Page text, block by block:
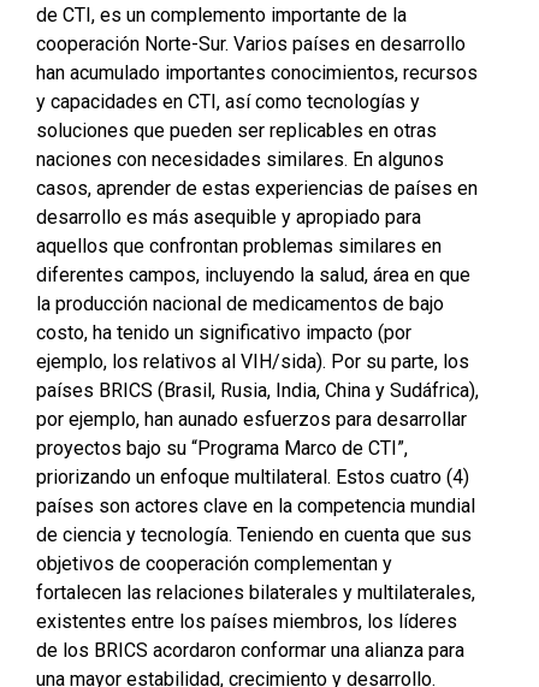
de CTI, es un complemento importante de la
cooperación Norte-Sur. Varios países en desarrollo
han acumulado importantes conocimientos, recursos
y capacidades en CTI, así como tecnologías y
soluciones que pueden ser replicables en otras
naciones con necesidades similares. En algunos
casos, aprender de estas experiencias de países en
desarrollo es más asequible y apropiado para
aquellos que confrontan problemas similares en
diferentes campos, incluyendo la salud, área en que
la producción nacional de medicamentos de bajo
costo, ha tenido un significativo impacto (por
ejemplo, los relativos al VIH/sida). Por su parte, los
países BRICS (Brasil, Rusia, India, China y Sudáfrica),
por ejemplo, han aunado esfuerzos para desarrollar
proyectos bajo su “Programa Marco de CTI”,
priorizando un enfoque multilateral. Estos cuatro (4)
países son actores clave en la competencia mundial
de ciencia y tecnología. Teniendo en cuenta que sus
objetivos de cooperación complementan y
fortalecen las relaciones bilaterales y multilaterales,
existentes entre los países miembros, los líderes
de los BRICS acordaron conformar una alianza para
una mayor estabilidad, crecimiento y desarrollo.